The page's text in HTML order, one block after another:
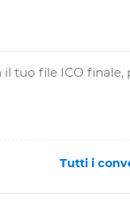
tuo file ICO finale,
Tutti i